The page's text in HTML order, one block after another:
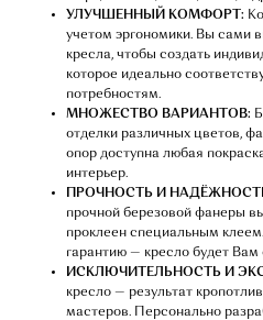
УЛУЧШЕННЫЙ КОМФОРТ:
учетом эргономики. Вы сами
кресла, чтобы создать
которое идеально
потребностям.
МНОЖЕСТВО ВАРИАНТОВ:
отделки различных цветов,
опор доступна любая
интерьер.
ПРОЧНОСТЬ И
прочной березовой фанеры
проклеен специальным
гарантию — кресло будет Вам
ИСКЛЮЧИТЕЛЬНОСТЬ И
кресло — результат
мастеров. Персонально